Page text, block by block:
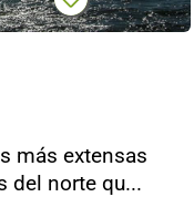
más extensas
del norte qu...